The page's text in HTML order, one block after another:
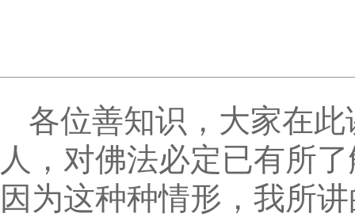
各位善知识，大家在
人，对佛法必定已有所
因为这种种情形，我所